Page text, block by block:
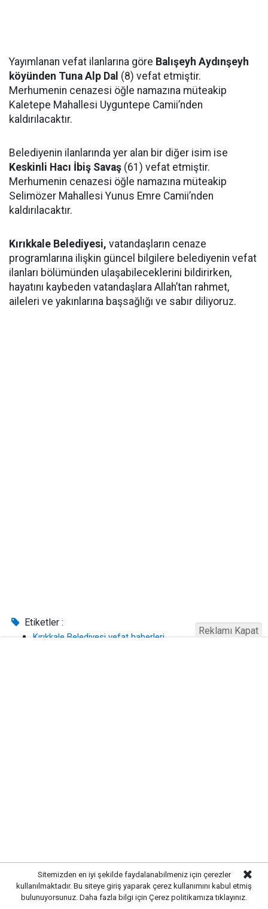
Yayımlanan vefat ilanlarına göre Balışeyh Aydınşeyh
köyünden Tuna Alp Dal (8) vefat etmiştir.
Merhumenin cenazesi öğle namazına müteakip
Kaletepe Mahallesi Uyguntepe Camii’nden
kaldırılacaktır.
Belediyenin ilanlarında yer alan bir diğer isim ise
Keskinli Hacı İbiş Savaş (61) vefat etmiştir.
Merhumenin cenazesi öğle namazına müteakip
Selimözer Mahallesi Yunus Emre Camii’nden
kaldırılacaktır.
Kırıkkale Belediyesi, vatandaşların cenaze
programlarına ilişkin güncel bilgilere belediyenin vefat
ilanları bölümünden ulaşabileceklerini bildirirken,
hayatını kaybeden vatandaşlara Allah’tan rahmet,
aileleri ve yakınlarına başsağlığı ve sabır diliyoruz.
Etiketler :
Kırıkkale Belediyesi vefat haberleri
Sitemizden en iyi şekilde faydalanabilmeniz için çerezler
kullanılmaktadır. Bu siteye giriş yaparak çerez kullanımını kabul etmiş
bulunuyorsunuz. Daha fazla bilgi için Çerez politikamıza tıklayınız.
Reklamı Kapat